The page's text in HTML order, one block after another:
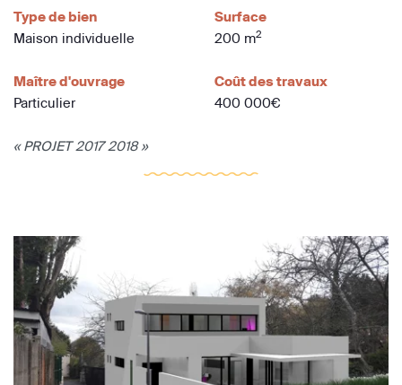
Type de bien
Maison individuelle
Surface
200 m2
Maître d'ouvrage
Particulier
Coût des travaux
400 000€
« PROJET 2017 2018 »